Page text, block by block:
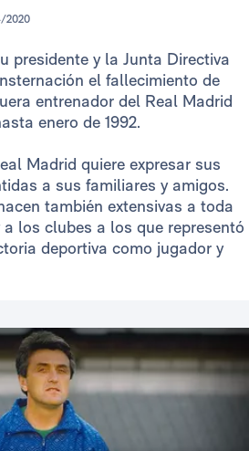
2020
presidente y la Junta Directiva
el fallecimiento de
entrenador del Real Madrid
enero de 1992.
Madrid quiere expresar sus
a sus familiares y amigos.
también extensivas a toda
los clubes a los que representó
deportiva como jugador y